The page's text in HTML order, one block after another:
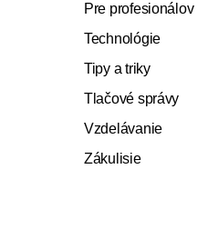
Pre profesionálov
Technológie
Tipy a triky
Tlačové správy
Vzdelávanie
Zákulisie